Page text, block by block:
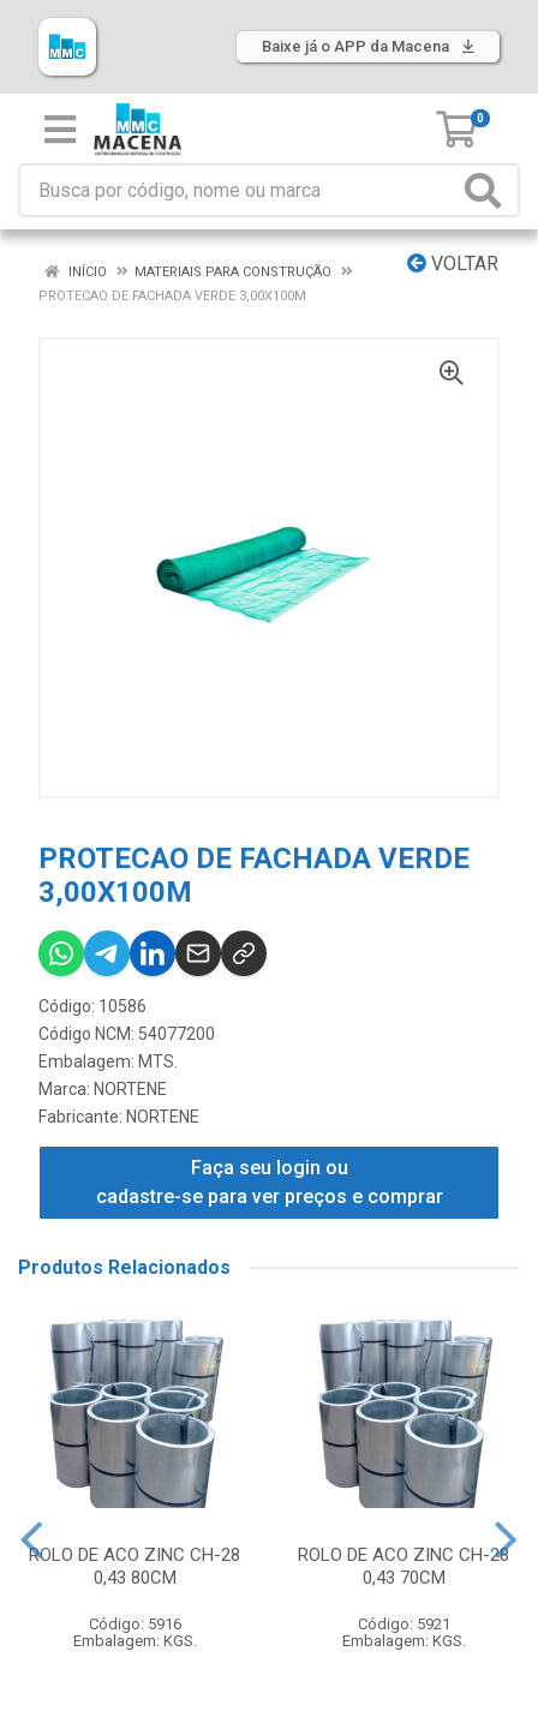
Baixe já o APP da Macena
0
VOLTAR
INÍCIO
MATERIAIS PARA CONSTRUÇÃO
PROTECAO DE FACHADA VERDE 3,00X100M
PROTECAO DE FACHADA VERDE
3,00X100M
Código: 10586
Código NCM: 54077200
Embalagem: MTS.
Marca: NORTENE
Fabricante: NORTENE
Faça seu login ou
cadastre-se para ver preços e comprar
Produtos Relacionados
ROLO DE ACO ZINC CH-28
0,43 80CM
Código: 5916
Embalagem: KGS.
ROLO DE ACO ZINC CH-28
0,43 70CM
Código: 5921
Embalagem: KGS.